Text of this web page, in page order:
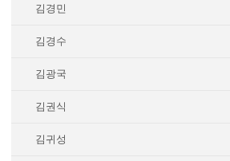
김경민
김경수
김광국
김권식
김귀성